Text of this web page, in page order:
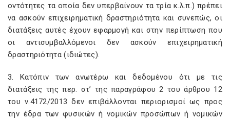
οντότητες τα οποία δεν υπερβαίνουν τα τρία κ.λ.π.) πρέπει
να ασκούν επιχειρηματική δραστηριότητα και συνεπώς, οι
διατάξεις αυτές έχουν εφαρμογή και στην περίπτωση που
οι αντισυμβαλλόμενοι δεν ασκούν επιχειρηματική
δραστηριότητα (ιδιώτες).
3. Κατόπιν των ανωτέρω και δεδομένου ότι με τις
διατάξεις της περ. στ’ της παραγράφου 2 του άρθρου 12
του ν.4172/2013 δεν επιβάλλονται περιορισμοί ως προς
την έδρα των φυσικών ή νομικών προσώπων ή νομικών